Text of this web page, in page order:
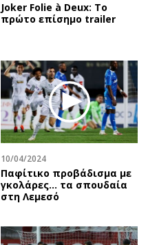
Joker Folie à Deux: Το
πρώτο επίσημο trailer
10/04/2024
Παφίτικο προβάδισμα με
γκολάρες… τα σπουδαία
στη Λεμεσό